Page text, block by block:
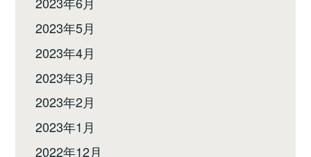
2023年5月
2023年4月
2023年3月
2023年2月
2023年1月
2022年12月